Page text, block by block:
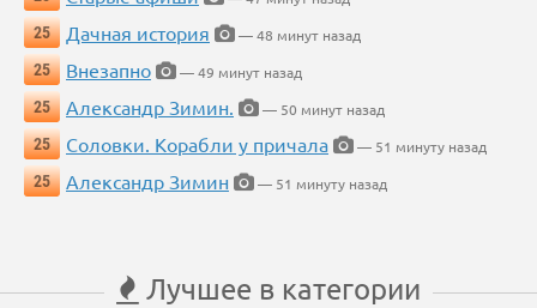
25
Дачная история
— 48 минут назад
25
Внезапно
— 49 минут назад
25
Александр Зимин.
— 50 минут назад
25
Соловки. Корабли у причала
— 51 минуту назад
25
Александр Зимин — 51 минуту назад
Лучшее в категории